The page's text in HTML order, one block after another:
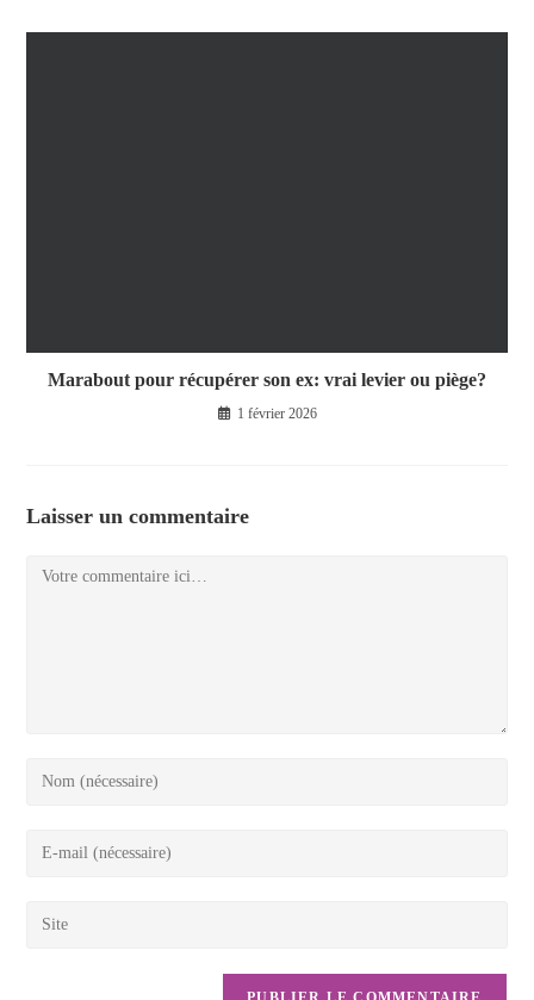
Marabout pour récupérer son ex: vrai levier ou piège?
1 février 2026
Laisser un commentaire